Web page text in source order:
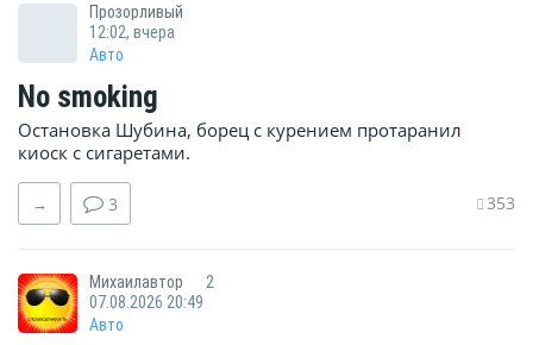
Прозорливый
12:02, вчера
Авто
No smoking
Остановка Шубина, борец с курением протаранил
киоск с сигаретами.
→ 3 353
Михаилавтор
2
07.08.2026 20:49
Авто